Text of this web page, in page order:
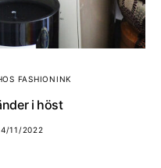
FASHIONINK
i höst
11/2022